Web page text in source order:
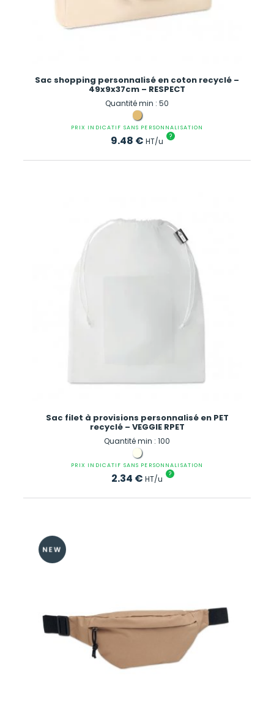
Sac shopping personnalisé en coton recyclé –
49x9x37cm – RESPECT
Quantité min : 50
PRIX INDICATIF SANS PERSONNALISATION
9.48 € HT/u ?
Sac filet à provisions personnalisé en PET
recyclé – VEGGIE RPET
Quantité min : 100
PRIX INDICATIF SANS PERSONNALISATION
2.34 € HT/u ?